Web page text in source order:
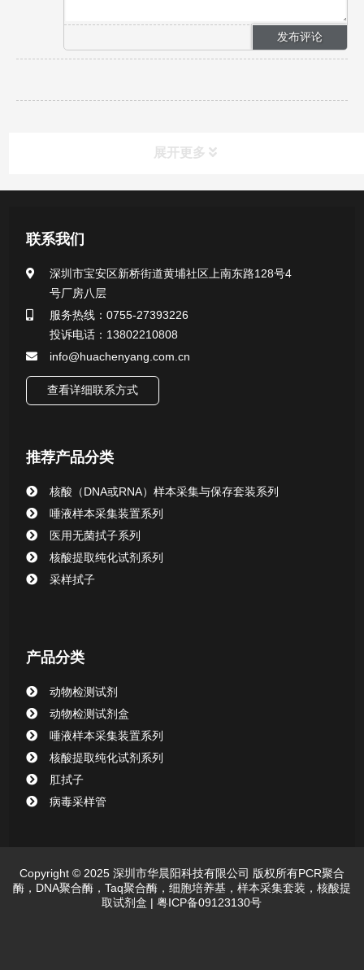
展开更多
行业新闻
联系我们
深圳市宝安区新桥街道黄埔社区上南东路128号4
号厂房八层
服务热线：0755-27393226
投诉电话：13802210808
info@huachenyang.com.cn
查看详细联系方式
推荐产品分类
核酸（DNA或RNA）样本采集与保存套装系列
唾液样本采集装置系列
医用无菌拭子系列
核酸提取纯化试剂系列
采样拭子
产品分类
动物检测试剂
动物检测试剂盒
唾液样本采集装置系列
核酸提取纯化试剂系列
肛拭子
病毒采样管
Copyright © 2025 深圳市华晨阳科技有限公司 版权所有PCR聚合
酶，DNA聚合酶，Taq聚合酶，细胞培养基，样本采集套装，核酸提
取试剂盒 | 粤ICP备09123130号